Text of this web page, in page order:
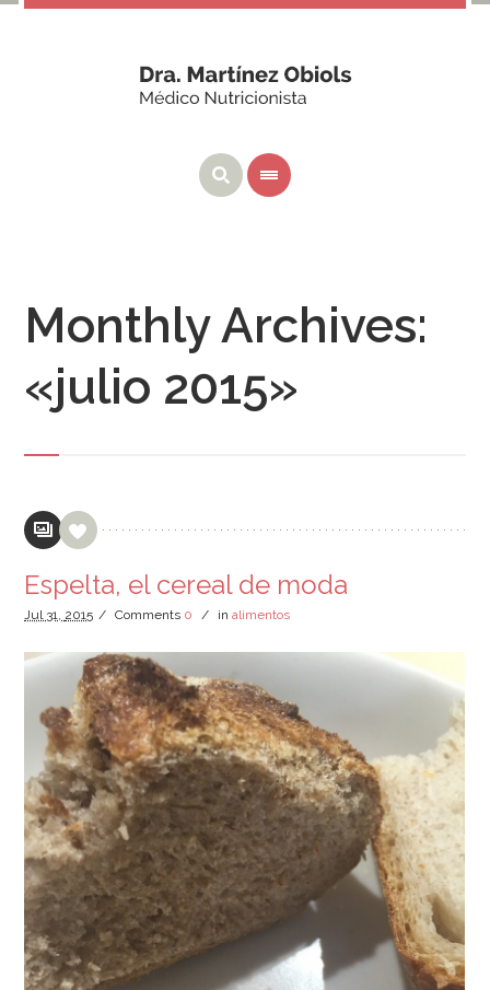
Monthly Archives:
«julio 2015»
Espelta, el cereal de moda
Jul 31, 2015 / Comments 0 / inalimentos